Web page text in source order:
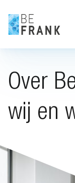
Over
wij en